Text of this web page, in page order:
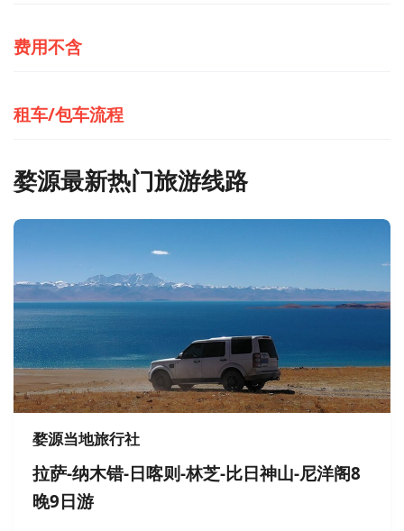
费用不含
租车/包车流程
婺源最新热门旅游线路
婺源当地旅行社
拉萨-纳木错-日喀则-林芝-比日神山-尼洋阁8
晚9日游